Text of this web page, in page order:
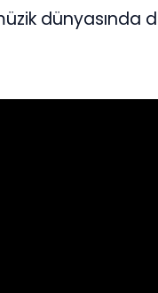
dünyasında